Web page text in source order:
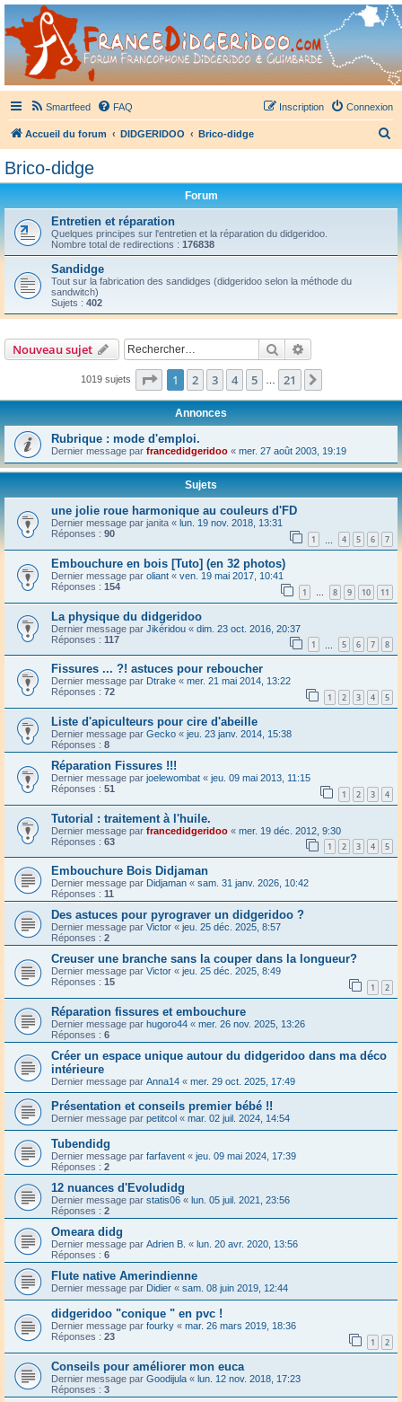
France Didgeridoo
Didgeridoo et Guimbarde sur France Didgeridoo - retrouvez la communauté.
Smartfeed FAQ Connexion
Inscription
Accueil du forum DIDGERIDOO Brico-didge
Brico-didge
Forum
Entretien et réparation
Quelques principes sur l'entretien et la réparation du didgeridoo.
Nombre total de redirections : 176838
Sandidge
Tout sur la fabrication des sandidges (didgeridoo selon la méthode du
sandwitch)
Sujets : 402
Nouveau sujet Rechercher
1019 sujets Page 1sur21
1 2 3 4 5 … 21
Annonces
Rubrique : mode d'emploi.
Dernier message par francedidgeridoo « mer. 27 août 2003, 19:19
Sujets
une jolie roue harmonique au couleurs d'FD
Dernier message par janita « lun. 19 nov. 2018, 13:31
Réponses : 90 1 4 5 6 7
Embouchure en bois [Tuto] (en 32 photos)
Dernier message par oliant « ven. 19 mai 2017, 10:41
Réponses : 154 1 … 8 9 10 11
La physique du didgeridoo
Dernier message par Jikéridou « dim. 23 oct. 2016, 20:37
Réponses : 117 1 5 6 7 8
Fissures ... ?! astuces pour reboucher
Dernier message par Dtrake « mer. 21 mai 2014, 13:22
Réponses : 72 1 2 3 4 5
Liste d'apiculteurs pour cire d'abeille
Dernier message par Gecko « jeu. 23 janv. 2014, 15:38
Réponses : 8
Réparation Fissures !!!
Dernier message par joelewombat « jeu. 09 mai 2013, 11:15
Réponses : 51 1 2 3 4
Tutorial : traitement à l'huile.
Dernier message par francedidgeridoo « mer. 19 déc. 2012, 9:30
Réponses : 63 1 2 3 4 5
Embouchure Bois Didjaman
Dernier message par Didjaman « sam. 31 janv. 2026, 10:42
Réponses : 11
Des astuces pour pyrograver un didgeridoo ?
Dernier message par Victor « jeu. 25 déc. 2025, 8:57
Réponses : 2
Creuser une branche sans la couper dans la longueur?
Dernier message par Victor « jeu. 25 déc. 2025, 8:49
Réponses : 15 1 2
Réparation fissures et embouchure
Dernier message par hugoro44 « mer. 26 nov. 2025, 13:26
Réponses : 6
Créer un espace unique autour du didgeridoo dans ma déco
intérieure
Dernier message par Anna14 « mer. 29 oct. 2025, 17:49
Présentation et conseils premier bébé !!
Dernier message par petitcol « mar. 02 juil. 2024, 14:54
Tubendidg
Dernier message par farfavent « jeu. 09 mai 2024, 17:39
Réponses : 2
12 nuances d'Evoludidg
Dernier message par statis06 « lun. 05 juil. 2021, 23:56
Réponses : 2
Omeara didg
Dernier message par Adrien B. « lun. 20 avr. 2020, 13:56
Réponses : 6
Flute native Amerindienne
Dernier message par Didier « sam. 08 juin 2019, 12:44
didgeridoo "conique " en pvc !
Dernier message par fourky « mar. 26 mars 2019, 18:36
Réponses : 23 1 2
Conseils pour améliorer mon euca
Dernier message par Goodijula « lun. 12 nov. 2018, 17:23
Réponses : 3